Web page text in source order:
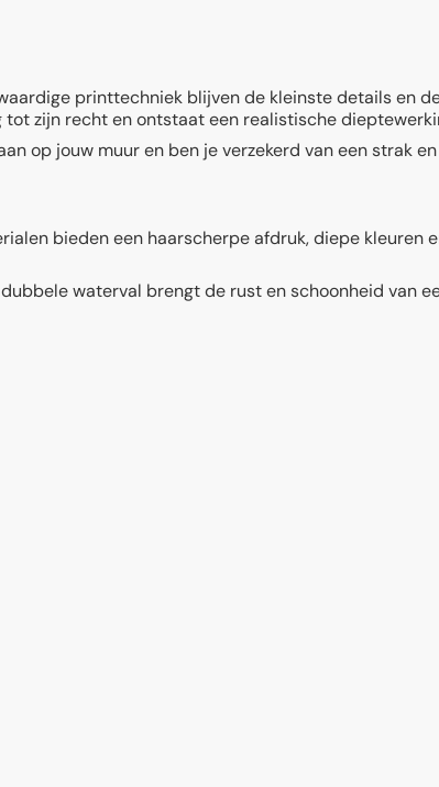
printtechniek blijven de kleinste details en
zijn recht en ontstaat een realistische
op jouw muur en ben je verzekerd van een strak
bieden een haarscherpe afdruk, diepe kleuren
waterval brengt de rust en schoonheid van